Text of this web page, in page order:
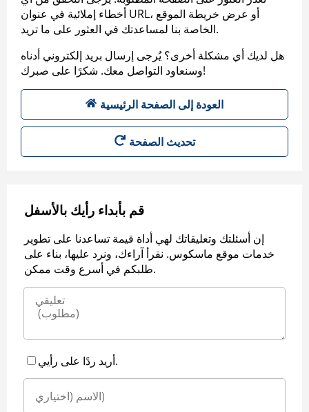
أخطاء إملائية في عنوان URL، أو عرض خريطة الموقع
الخاصة بنا لمساعدتك في العثور على ما تريد.
هل لديك أي مشكلة أخرى؟ يُرجى إرسال بريد إلكتروني أدناه
وسنعاود التواصل معك. شكرًا على صبرك!
العودة إلى الصفحة الرئيسية
تحديث الصفحة
قم بأبداء رأيك بالأسفل
إن أسئلتك وتعليقاتك لهي أداة قيمة تساعدنا على تطوير
خدمات موقع ماسكوس. نقرأ آراءك، ونرد عليها، بناء على
طلبكم في أسرع وقت ممكن.
أريد ردًا على رأيي.